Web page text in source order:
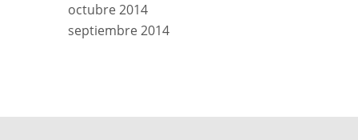
octubre 2014
septiembre 2014